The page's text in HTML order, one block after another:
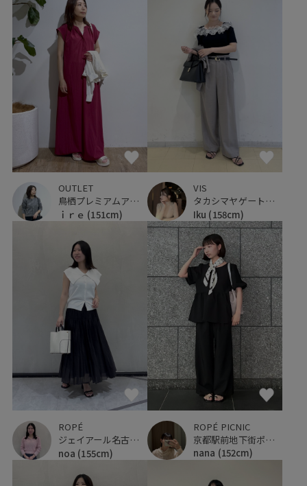
OUTLET
鳥栖プレミアムアウトレット
ｉｒｅ (151cm)
VIS
タカシマヤゲートタワーモール
Iku (158cm)
ROPÉ
ジェイアール名古屋タカシマヤ
noa (155cm)
ROPÉ PICNIC
京都駅前地下街ポルタ
nana (152cm)